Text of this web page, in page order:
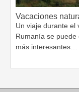
Vacaciones
Un viaje durante el
Rumanía se
más interesantes…